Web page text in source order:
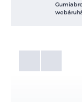
Galéria